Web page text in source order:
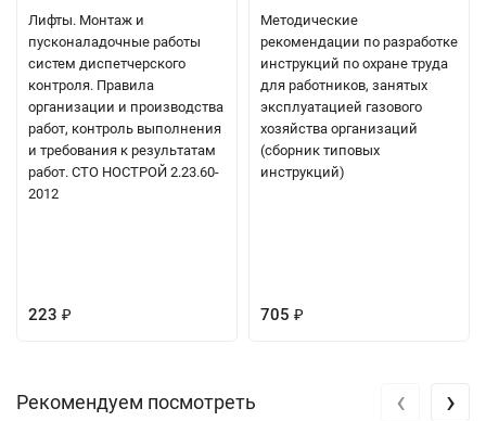
Лифты. Монтаж и
пусконаладочные работы
систем диспетчерского
контроля. Правила
организации и производства
работ, контроль выполнения
и требования к результатам
работ. СТО НОСТРОЙ 2.23.60-
2012
223 ₽
Методические
рекомендации по разработке
инструкций по охране труда
для работников, занятых
эксплуатацией газового
хозяйства организаций
(сборник типовых
инструкций)
705 ₽
Рекомендуем посмотреть ‹ ›